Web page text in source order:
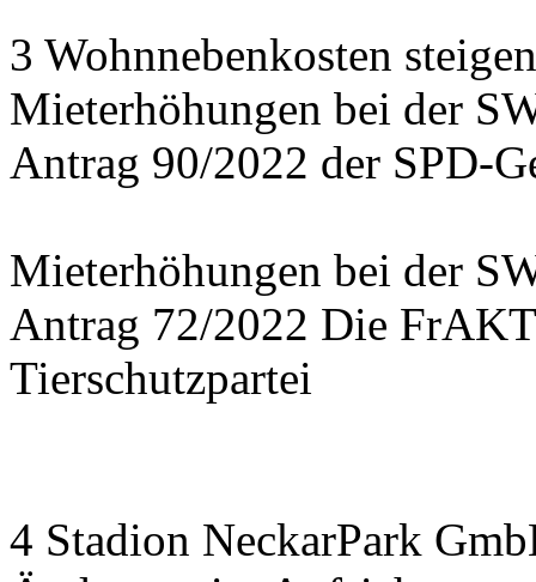
3 Wohnnebenkosten
Mieterhöhungen bei der
Antrag 90/2022 der SPD-
Mieterhöhungen bei der
Antrag 72/2022 Die
Tierschutzpartei
4 Stadion NeckarPark